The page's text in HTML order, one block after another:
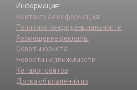
Информация:
Контактная информация
Политика конфиденциальности
Размещение рекламы
Советы юриста
Новости недвижимости
Каталог сайтов
Доска объявлений по